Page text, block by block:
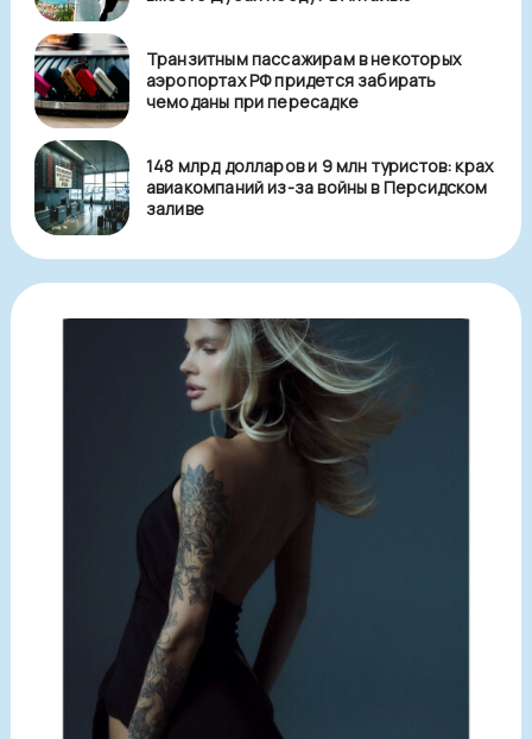
Транзитным пассажирам в некоторых
аэропортах РФ придется забирать
чемоданы при пересадке
148 млрд долларов и 9 млн туристов: крах
авиакомпаний из-за войны в Персидском
заливе